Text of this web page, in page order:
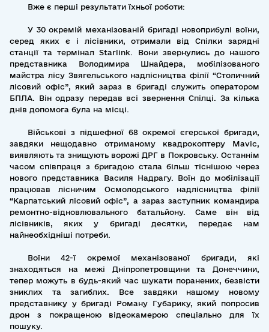
Вже є перші результати їхньої роботи:
У 30 окремій механізованій бригаді новоприбулі воїни,
серед яких є і лісівники, отримали від Спілки зарядні
станції та термінал Starlink. Вони звернулись до нашого
представника Володимира Шнайдера, мобілізованого
майстра лісу Звягельського надлісництва філії “Столичний
лісовий офіс”, який зараз в бригаді служить оператором
БПЛА. Він одразу передав всі звернення Спілці. За кілька
днів допомога була на місці.
Військові з підшефної 68 окремої єгерської бригади,
завдяки нещодавно отриманому квадрокоптеру Mavic,
виявляють та знищують ворожі ДРГ в Покровську. Останнім
часом співпраця з бригадою стала більш тіснішою через
нового представника Василя Надрагу. Воїн до мобілізації
працював лісничим Осмолодського надлісництва філії
“Карпатський лісовий офіс”, а зараз заступник командира
ремонтно-відновлювального батальйону. Саме він від
лісівників, яких у бригаді десятки, передає нам
найнеобхідніші потреби.
Воїни 42-ї окремої механізованої бригади, які
знаходяться на межі Дніпропетровщини та Донеччини,
тепер можуть в будь-який час шукати поранених, безвісти
зниклих та загиблих. Все завдяки нашому новому
представнику у бригаді Роману Губарику, який попросив
дрон з покращеною відеокамерою спеціально для їх
пошуку.